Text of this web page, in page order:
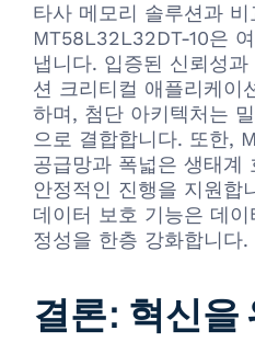
타사 메모리 솔루션과
MT58L32L32DT-10은
냅니다. 입증된 신뢰성
션 크리티컬 애플리케이
하며, 첨단 아키텍처는
으로 결합합니다. 또한,
공급망과 폭넓은 생태계
안정적인 진행을 지원합
데이터 보호 기능은 데
정성을 한층 강화합니다.
결론: 혁신을